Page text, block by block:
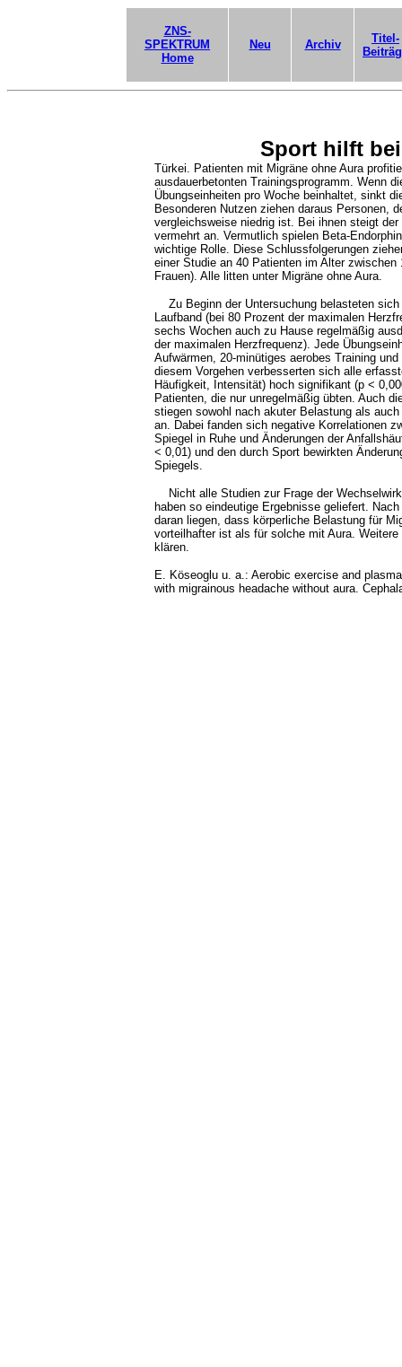
ZNS-
SPEKTRUM
Home
Neu Archiv
Titel-
Sport hilft
Türkei. Patienten mit Migräne ohne Aura
ausdauerbetonten Trainingsprogramm. Wenn
Übungseinheiten pro Woche beinhaltet, sinkt
Besonderen Nutzen ziehen daraus Personen,
vergleichsweise niedrig ist. Bei ihnen steigt
vermehrt an. Vermutlich spielen Beta-
wichtige Rolle. Diese Schlussfolgerungen
einer Studie an 40 Patienten im Alter zwischen
Frauen). Alle litten unter Migräne ohne Aura.
Zu Beginn der Untersuchung belasteten sich
Laufband (bei 80 Prozent der maximalen
sechs Wochen auch zu Hause regelmäßig
der maximalen Herzfrequenz). Jede
Aufwärmen, 20-minütiges aerobes Training
diesem Vorgehen verbesserten sich alle
Häufigkeit, Intensität) hoch signifikant (p <
Patienten, die nur unregelmäßig übten. Auch
stiegen sowohl nach akuter Belastung als
an. Dabei fanden sich negative Korrelationen
Spiegel in Ruhe und Änderungen der
< 0,01) und den durch Sport bewirkten
Spiegels.
Nicht alle Studien zur Frage der
haben so eindeutige Ergebnisse geliefert.
daran liegen, dass körperliche Belastung für
vorteilhafter ist als für solche mit Aura.
klären.
E. Köseoglu u. a.: Aerobic exercise and
with migrainous headache without aura.